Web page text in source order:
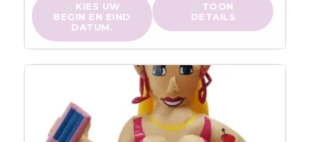
KIES UW
BEGIN EN EIND
DATUM.
TOON
DETAILS